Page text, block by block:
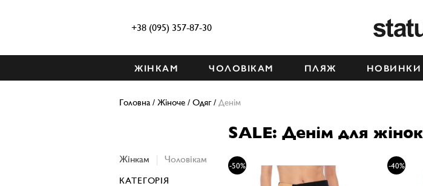
+38 (095) 357-87-30
ЖІНКАМ ЧОЛОВІКАМ ПЛЯЖ НОВИНКИ
Головна / Жіноче / Одяг/ Денім
SALE: Денім для жінок
-50% -40%
Жінкам Чоловікам
КАТЕГОРІЯ